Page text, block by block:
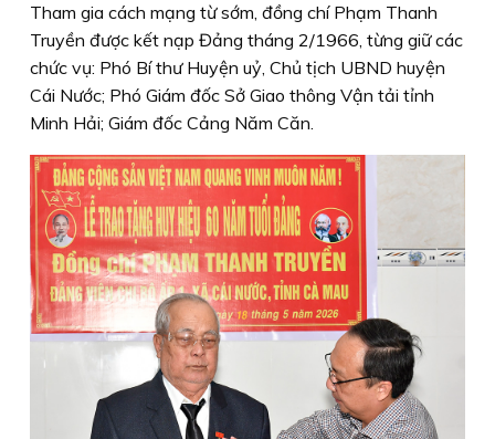
Tham gia cách mạng từ sớm, đồng chí Phạm Thanh
Truyền được kết nạp Đảng tháng 2/1966, từng giữ các
chức vụ: Phó Bí thư Huyện uỷ, Chủ tịch UBND huyện
Cái Nước; Phó Giám đốc Sở Giao thông Vận tải tỉnh
Minh Hải; Giám đốc Cảng Năm Căn.